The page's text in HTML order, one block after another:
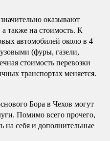
оказывают
также на стоимость. К
автомобилей около в 4
(фуры, газели,
стоимость перевозки
транспортах меняется.
Бора в Чехов могут
Помимо всего прочего,
на себя и дополнительные